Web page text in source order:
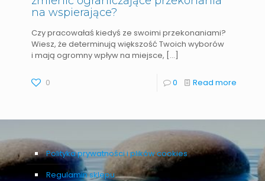
na wspierające?
Czy pracowałaś kiedyś ze swoimi przekonaniami?
Wiesz, że determinują większość Twoich wyborów
i mają ogromny wpływ na miejsce, […]
0 0 Read more
Polityka prywatności i plików cookies
Regulamin sklepu